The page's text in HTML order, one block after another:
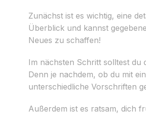
Zunächst ist es wichtig, eine
Überblick und kannst
Neues zu schaffen!
Im nächsten Schritt solltest du
Denn je nachdem, ob du mit
unterschiedliche Vorschriften
Außerdem ist es ratsam, dich